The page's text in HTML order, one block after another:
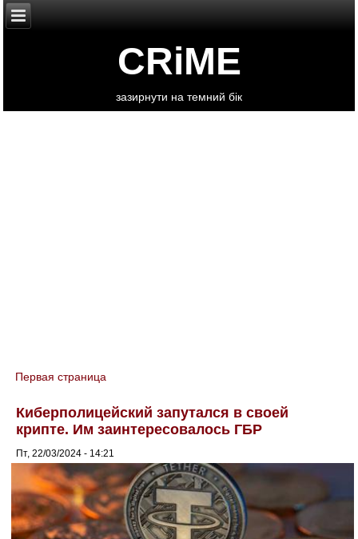
CRiME
зазирнути на темний бік
You are here
Первая страница
Киберполицейский запутался в своей
крипте. Им заинтересовалось ГБР
Пт, 22/03/2024 - 14:21